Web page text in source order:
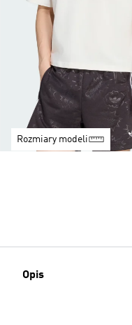
Rozmiary modeli
Opis